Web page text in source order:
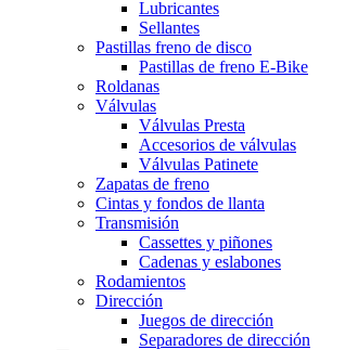
Lubricantes
Sellantes
Pastillas freno de disco
Pastillas de freno E-Bike
Roldanas
Válvulas
Válvulas Presta
Accesorios de válvulas
Válvulas Patinete
Zapatas de freno
Cintas y fondos de llanta
Transmisión
Cassettes y piñones
Cadenas y eslabones
Rodamientos
Dirección
Juegos de dirección
Separadores de dirección